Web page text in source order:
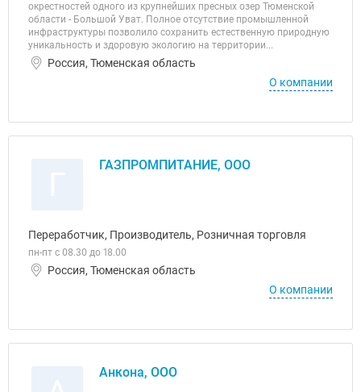
окрестностей одного из крупнейших пресных озер Тюменской
области - Большой Уват. Полное отсутствие промышленной
инфраструктуры позволило сохранить естественную природную
уникальность и здоровую экологию на территории...
Россия, Тюменская область
О компании
ГАЗПРОМПИТАНИЕ, ООО
Переработчик, Производитель, Розничная торговля
пн-пт с 08.30 до 18.00
Россия, Тюменская область
О компании
Анкона, ООО